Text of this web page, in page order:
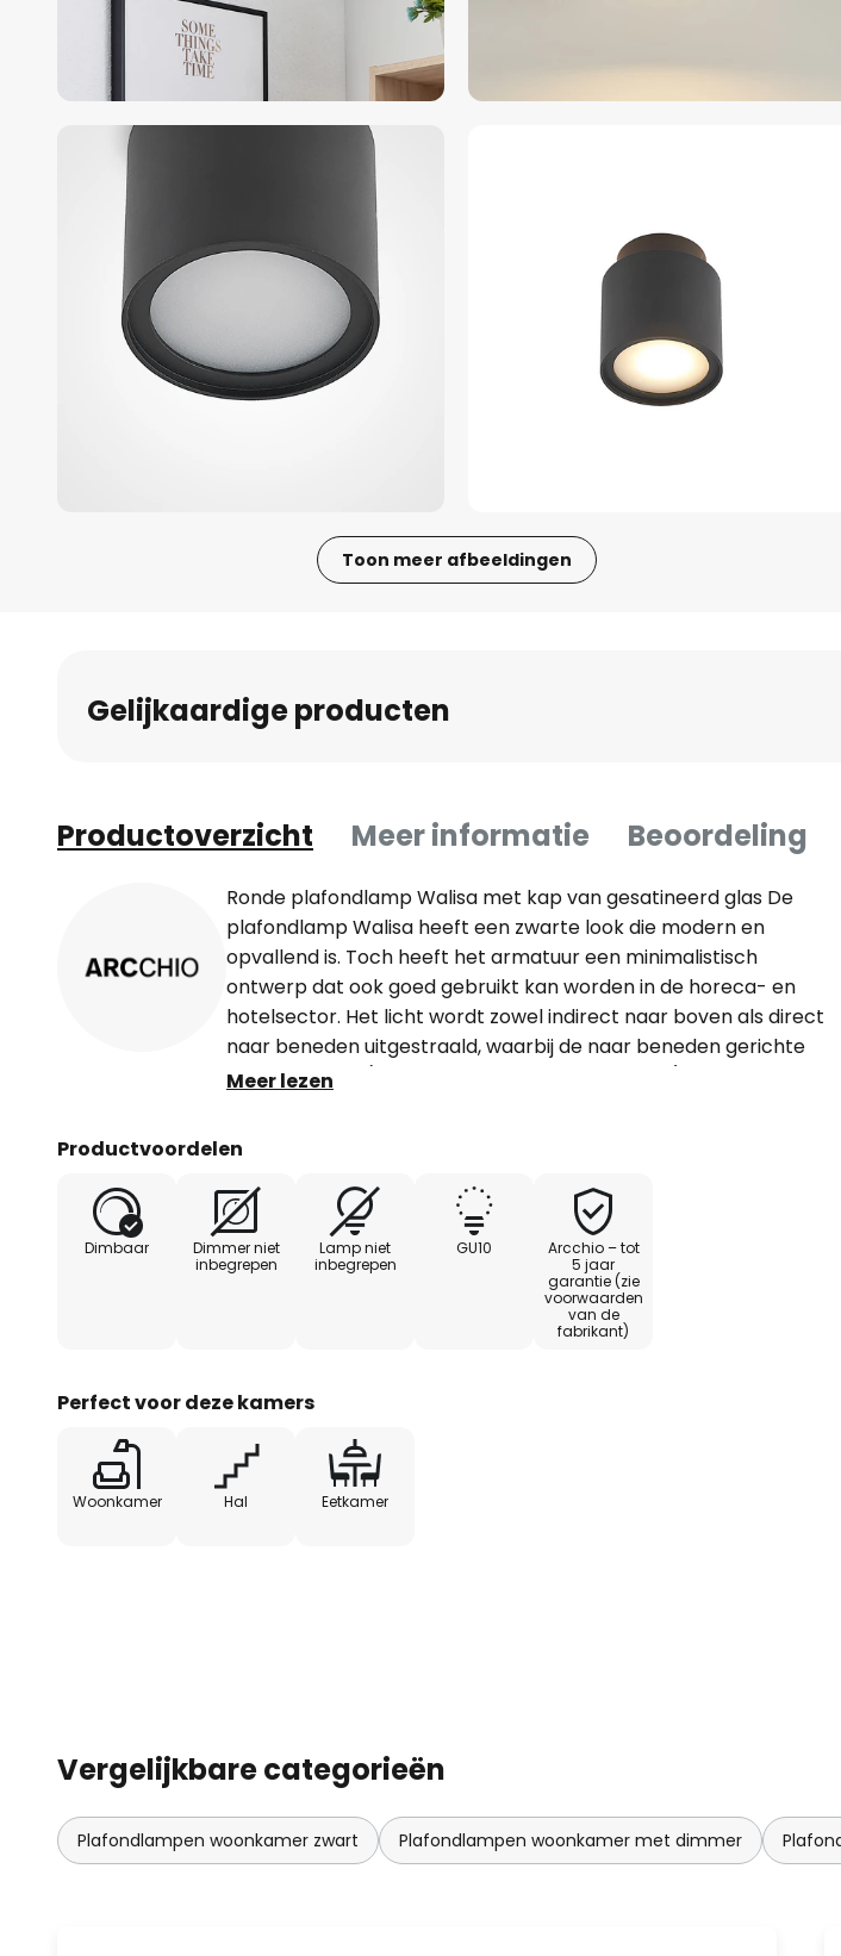
Toon meer afbeeldingen
vanGelijkaardige producten
Productoverzicht Meer informatie Beoordeling
Ronde plafondlamp Walisa met kap van gesatineerd glas De
plafondlamp Walisa heeft een zwarte look die modern en
opvallend is. Toch heeft het armatuur een minimalistisch
ontwerp dat ook goed gebruikt kan worden in de horeca- en
hotelsector. Het licht wordt zowel indirect naar boven als direct
naar beneden uitgestraald, waarbij de naar beneden gerichte
reflectorlamp (niet inbegrepen, zie accessoires) zijn licht zacht
Meer lezen
Productvoordelen
Dimbaar
Dimmer niet
inbegrepen
Lamp niet
inbegrepen
GU10
Arcchio – tot
5 jaar
garantie (zie
voorwaarden
van de
fabrikant)
Perfect voor deze kamers
Woonkamer Hal Eetkamer
Vergelijkbare categorieën
Plafondlampen woonkamer zwart Plafondlampen woonkamer met dimmer